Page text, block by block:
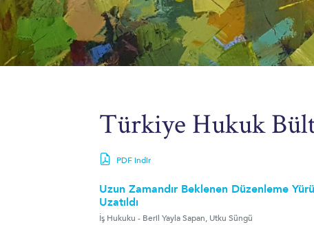
Türkiye Hukuk
PDF indir
Uzun Zamandır Beklenen Düzenleme
Uzatıldı
İş Hukuku - Beril Yayla Sapan, Utku Süngü
FIKRI MÜLKIYET
FIKRI MÜLKIYET
MARKALAR VE TASARIMLAR
TAKLIT VE KORSANLA MÜCADELE